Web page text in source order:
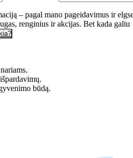
– pagal mano pageidavimus ir
renginius ir akcijas. Bet kada galiu
būdą.